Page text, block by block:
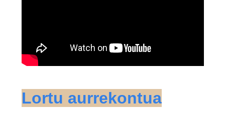
Lortu aurrekontua